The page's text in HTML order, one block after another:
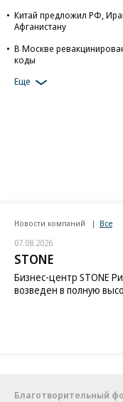
Китай предложил РФ,
Афганистану
В Москве
коды
Еще
Новости компаний Все
07.08.2026
STONE
Бизнес-центр STONE
возведен в полную
Благотворительный